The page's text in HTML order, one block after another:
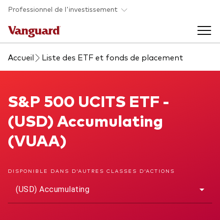
Skip to main content
Professionnel de l'investissement
Fonds et ETFs
Tous les produits
Analyses et événements
Back to main menu
À propos de Vanguard
À propos de Vanguard
Accueil Liste des ETF et fonds de placement
S&P 500 UCITS ETF
S&P 500 UCITS ETF -
(USD) Accumulating
(VUAA)
DISPONIBLE DANS D’AUTRES CLASSES D’ACTIONS
(USD) Accumulating